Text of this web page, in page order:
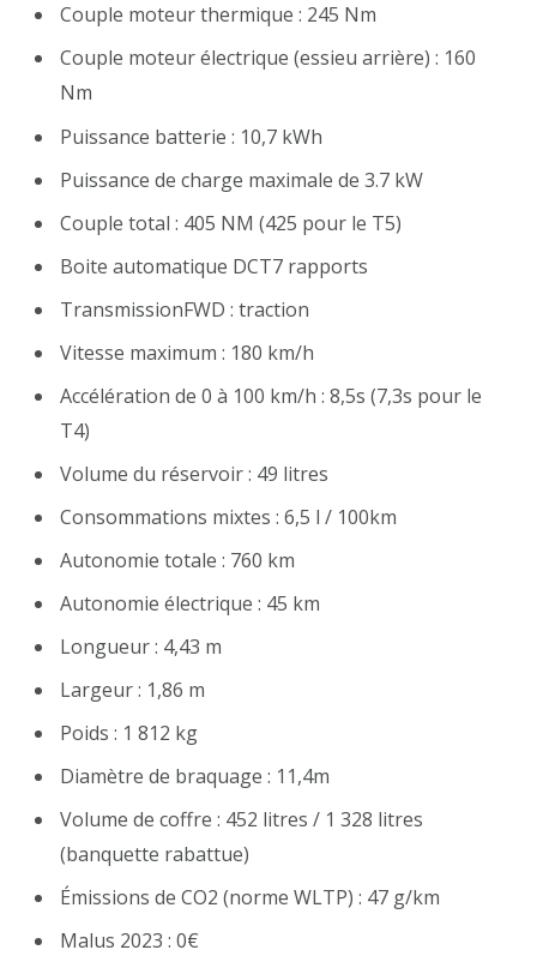
Couple moteur thermique : 245 Nm
Couple moteur électrique (essieu arrière) : 160
Nm
Puissance batterie : 10,7 kWh
Puissance de charge maximale de 3.7 kW
Couple total : 405 NM (425 pour le T5)
Boite automatique DCT7 rapports
TransmissionFWD : traction
Vitesse maximum : 180 km/h
Accélération de 0 à 100 km/h : 8,5s (7,3s pour le
T4)
Volume du réservoir : 49 litres
Consommations mixtes : 6,5 l / 100km
Autonomie totale : 760 km
Autonomie électrique : 45 km
Longueur : 4,43 m
Largeur : 1,86 m
Poids : 1 812 kg
Diamètre de braquage : 11,4m
Volume de coffre : 452 litres / 1 328 litres
(banquette rabattue)
Émissions de CO2 (norme WLTP) : 47 g/km
Malus 2023 : 0€